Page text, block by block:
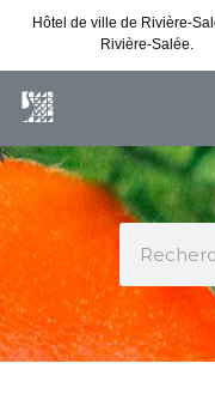
Hôtel de ville de Rivière-
Rivière-Salée.